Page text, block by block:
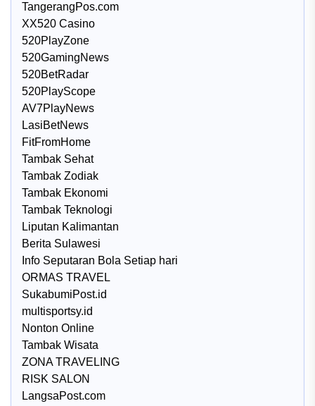
TangerangPos.com
XX520 Casino
520PlayZone
520GamingNews
520BetRadar
520PlayScope
AV7PlayNews
LasiBetNews
FitFromHome
Tambak Sehat
Tambak Zodiak
Tambak Ekonomi
Tambak Teknologi
Liputan Kalimantan
Berita Sulawesi
Info Seputaran Bola Setiap hari
ORMAS TRAVEL
SukabumiPost.id
multisportsy.id
Nonton Online
Tambak Wisata
ZONA TRAVELING
RISK SALON
LangsaPost.com